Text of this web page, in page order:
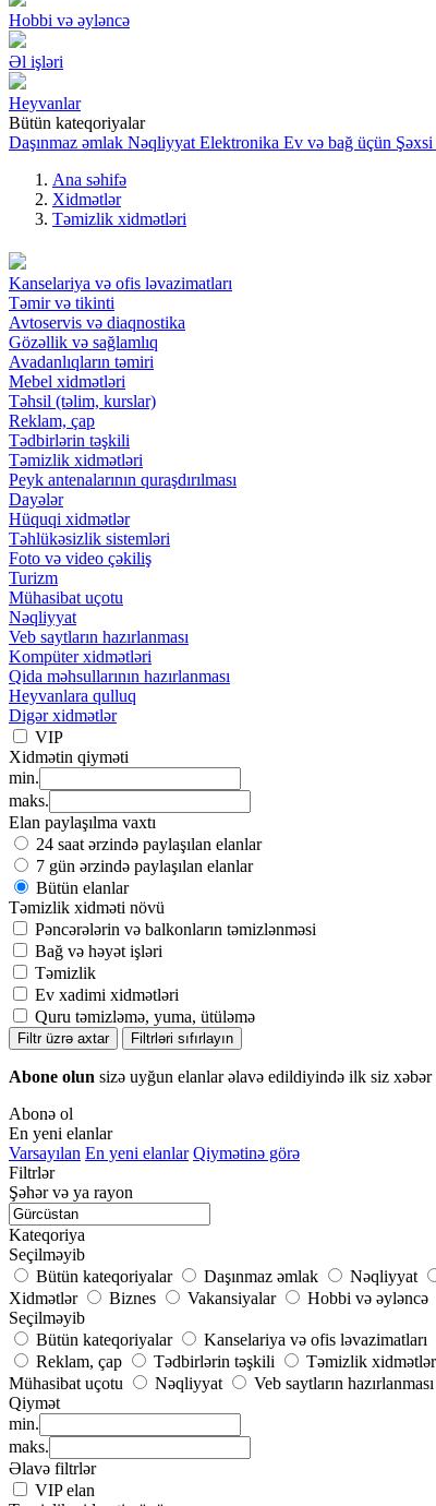
Hobbi və əyləncə
Əl işləri
Heyvanlar
Bütün kateqoriyalar
Daşınmaz əmlak Nəqliyyat Elektronika Ev və bağ üçün
Ana səhifə
Xidmətlər
Təmizlik xidmətləri
Kanselariya və ofis ləvazimatları
Təmir və tikinti
Avtoservis və diaqnostika
Gözəllik və sağlamlıq
Avadanlıqların təmiri
Mebel xidmətləri
Təhsil (təlim, kurslar)
Reklam, çap
Tədbirlərin təşkili
Təmizlik xidmətləri
Peyk antenalarının quraşdırılması
Dayələr
Hüquqi xidmətlər
Təhlükəsizlik sistemləri
Foto və video çəkiliş
Turizm
Mühasibat uçotu
Nəqliyyat
Veb saytların hazırlanması
Kompüter xidmətləri
Qida məhsullarının hazırlanması
Heyvanlara qulluq
Digər xidmətlər
VIP
Xidmətin qiyməti
min.
maks.
Elan paylaşılma vaxtı
24 saat ərzində paylaşılan elanlar
7 gün ərzində paylaşılan elanlar
Bütün elanlar
Təmizlik xidməti növü
Pəncərələrin və balkonların təmizlənməsi
Bağ və həyət işləri
Təmizlik
Ev xadimi xidmətləri
Quru təmizləmə, yuma, ütüləmə
Filtr üzrə axtar Filtrləri sıfırlayın
Abone olun sizə uyğun elanlar əlavə edildiyində ilk siz xəbər
Abonə ol
En yeni elanlar
Varsayılan En yeni elanlar Qiymətinə görə
Filtrlər
Şəhər və ya rayon
Kateqoriya
Seçilməyib
Bütün kateqoriyalar
Daşınmaz əmlak Nəqliyyat
Xidmətlər
Biznes Vakansiyalar Hobbi və əyləncə
Seçilməyib
Bütün kateqoriyalar
Kanselariya və ofis ləvazimatları
Reklam, çap
Tədbirlərin təşkili Təmizlik
Mühasibat uçotu
Nəqliyyat Veb saytların hazırlanması
Qiymət
min.
maks.
Əlavə filtrlər
VIP elan